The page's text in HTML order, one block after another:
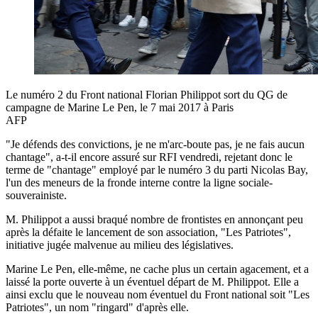
Le numéro 2 du Front national Florian Philippot sort du QG de
campagne de Marine Le Pen, le 7 mai 2017 à Paris
AFP
"Je défends des convictions, je ne m'arc-boute pas, je ne fais aucun
chantage", a-t-il encore assuré sur RFI vendredi, rejetant donc le
terme de "chantage" employé par le numéro 3 du parti Nicolas Bay,
l'un des meneurs de la fronde interne contre la ligne sociale-
souverainiste.
M. Philippot a aussi braqué nombre de frontistes en annonçant peu
après la défaite le lancement de son association, "Les Patriotes",
initiative jugée malvenue au milieu des législatives.
Marine Le Pen, elle-même, ne cache plus un certain agacement, et a
laissé la porte ouverte à un éventuel départ de M. Philippot. Elle a
ainsi exclu que le nouveau nom éventuel du Front national soit "Les
Patriotes", un nom "ringard" d'après elle.